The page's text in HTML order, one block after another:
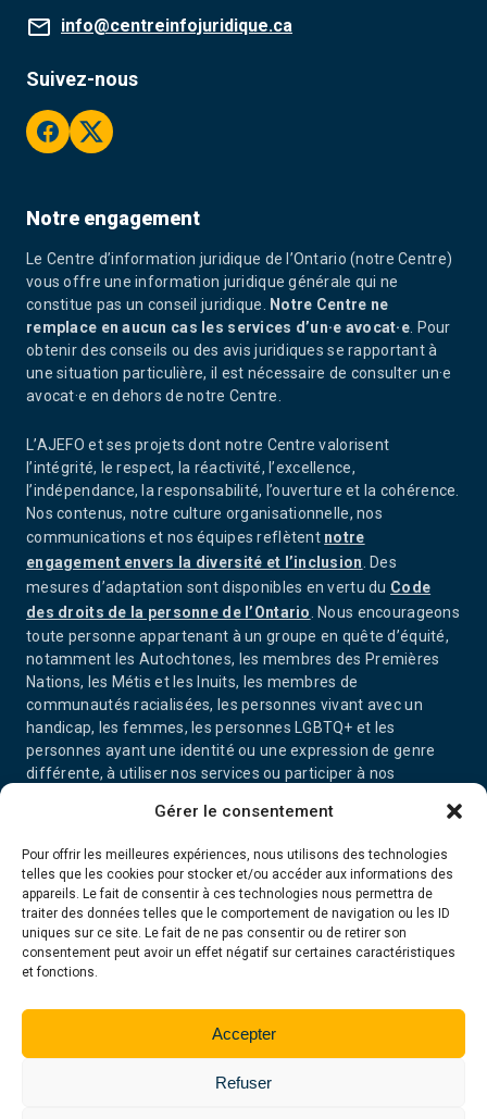
Gérer le consentement
Pour offrir les meilleures expériences, nous utilisons des technologies
telles que les cookies pour stocker et/ou accéder aux informations des
appareils. Le fait de consentir à ces technologies nous permettra de
traiter des données telles que le comportement de navigation ou les ID
uniques sur ce site. Le fait de ne pas consentir ou de retirer son
consentement peut avoir un effet négatif sur certaines caractéristiques
et fonctions.
Accepter
Refuser
info@centreinfojuridique.ca
Suivez-nous
facebook
twitter
Notre engagement
Le Centre d’information juridique de l’Ontario (notre Centre)
vous offre une information juridique générale qui ne
constitue pas un conseil juridique.
Notre Centre ne
remplace en aucun cas les services d’un·e avocat·e . Pour
obtenir des conseils ou des avis juridiques se rapportant à
une situation particulière, il est nécessaire de consulter un·e
avocat·e en dehors de notre Centre.
L’AJEFO et ses projets dont notre Centre valorisent
l’intégrité, le respect, la réactivité, l’excellence,
l’indépendance, la responsabilité, l’ouverture et la cohérence.
Nos contenus, notre culture organisationnelle, nos
communications et nos équipes reflètent notre
engagement envers la diversité et l’inclusion
. Des
mesures d’adaptation sont disponibles en vertu du Code
des droits de la personne de l’Ontario
. Nous encourageons
toute personne appartenant à un groupe en quête d’équité,
notamment les Autochtones, les membres des Premières
Nations, les Métis et les Inuits, les membres de
communautés racialisées, les personnes vivant avec un
handicap, les femmes, les personnes LGBTQ+ et les
personnes ayant une identité ou une expression de genre
différente, à utiliser nos services ou participer à nos